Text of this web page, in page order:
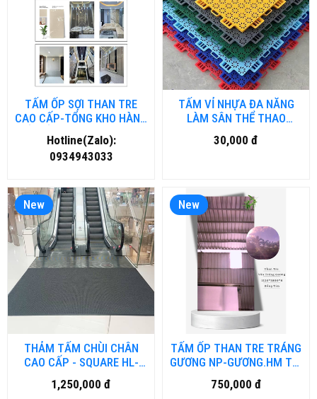
TẤM ỐP SỢI THAN TRE
CAO CẤP-TỔNG KHO HÀNG
TẤM ỐP THAN TRE TẠI ĐÀ
NẴNG
Hotline(Zalo):
0934943033
TẤM VỈ NHỰA ĐA NĂNG
LÀM SÂN THỂ THAO
NGOÀI TRỜI
PTN.VINHUA.HNM
30,000 đ
New
THẢM TẤM CHÙI CHÂN
CAO CẤP - SQUARE HL-
CC.HN
1,250,000 đ
New
TẤM ỐP THAN TRE TRÁNG
GƯƠNG NP-GƯƠNG.HM TẠI
HỒ CHÍ MINH
750,000 đ